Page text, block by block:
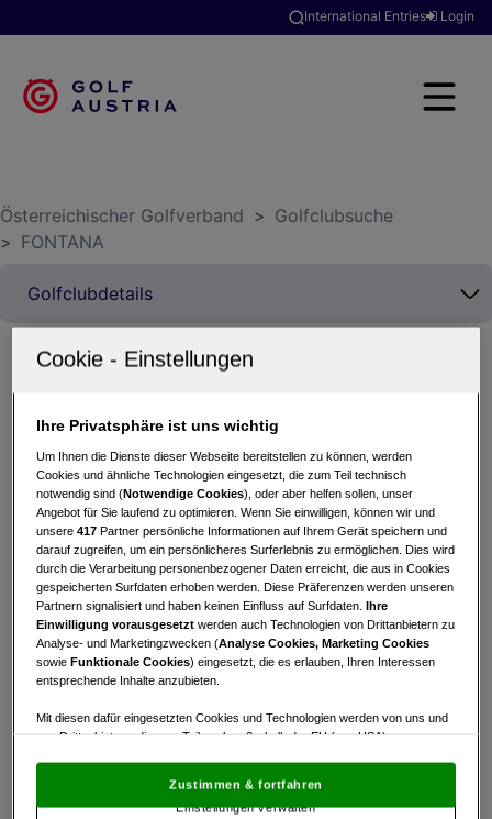
International Entries Login
Österreichischer Golfverband > Golfclubsuche
> FONTANA
2026
08.06.2026 - Einzel (Stableford)
FONTANA
Turnierinfo
Nennliste Startzeiten
Ergebnisse Live Scoring Statistik
Turnierinfo
Serienstart ab 9:30
Nenngelder/Greenfee inkl. Turnierfee:
Gäste: € 95,-
Es wird mit der Elektronischen Scorecard gespielt
Ihre Privatsphäre ist uns wichtig
Um Ihnen die Dienste dieser Webseite bereitstellen zu können, werden
Cookies und ähnliche Technologien eingesetzt, die zum Teil technisch
notwendig sind (Notwendige Cookies), oder aber helfen sollen, unser
Angebot für Sie laufend zu optimieren. Wenn Sie einwilligen, können wir und
unsere417 Partner persönliche Informationen auf Ihrem Gerät speichern und
darauf zugreifen, um ein persönlicheres Surferlebnis zu ermöglichen. Dies wird
durch die Verarbeitung personenbezogener Daten erreicht, die aus in Cookies
gespeicherten Surfdaten erhoben werden. Diese Präferenzen werden unseren
Partnern signalisiert und haben keinen Einfluss auf Surfdaten.Ihre
Einwilligung vorausgesetzt werden auch Technologien von Drittanbietern zu
Analyse- und Marketingzwecken (Analyse Cookies, Marketing Cookies
sowieFunktionale Cookies) eingesetzt, die es erlauben, Ihren Interessen
entsprechende Inhalte anzubieten.
Mit diesen dafür eingesetzten Cookies und Technologien werden von uns und
von Drittanbietern, die zum Teil auch außerhalb der EU (u.a. USA)
angemessenes Datenschutzniveau bescheinigt.Es besteht insbesondere
das Risiko, dass Ihre Daten dem Zugriff durch US-Behörden zu Kontroll- und
Einstellungen verwalten
Zustimmen & fortfahren